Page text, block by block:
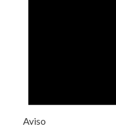
Aviso